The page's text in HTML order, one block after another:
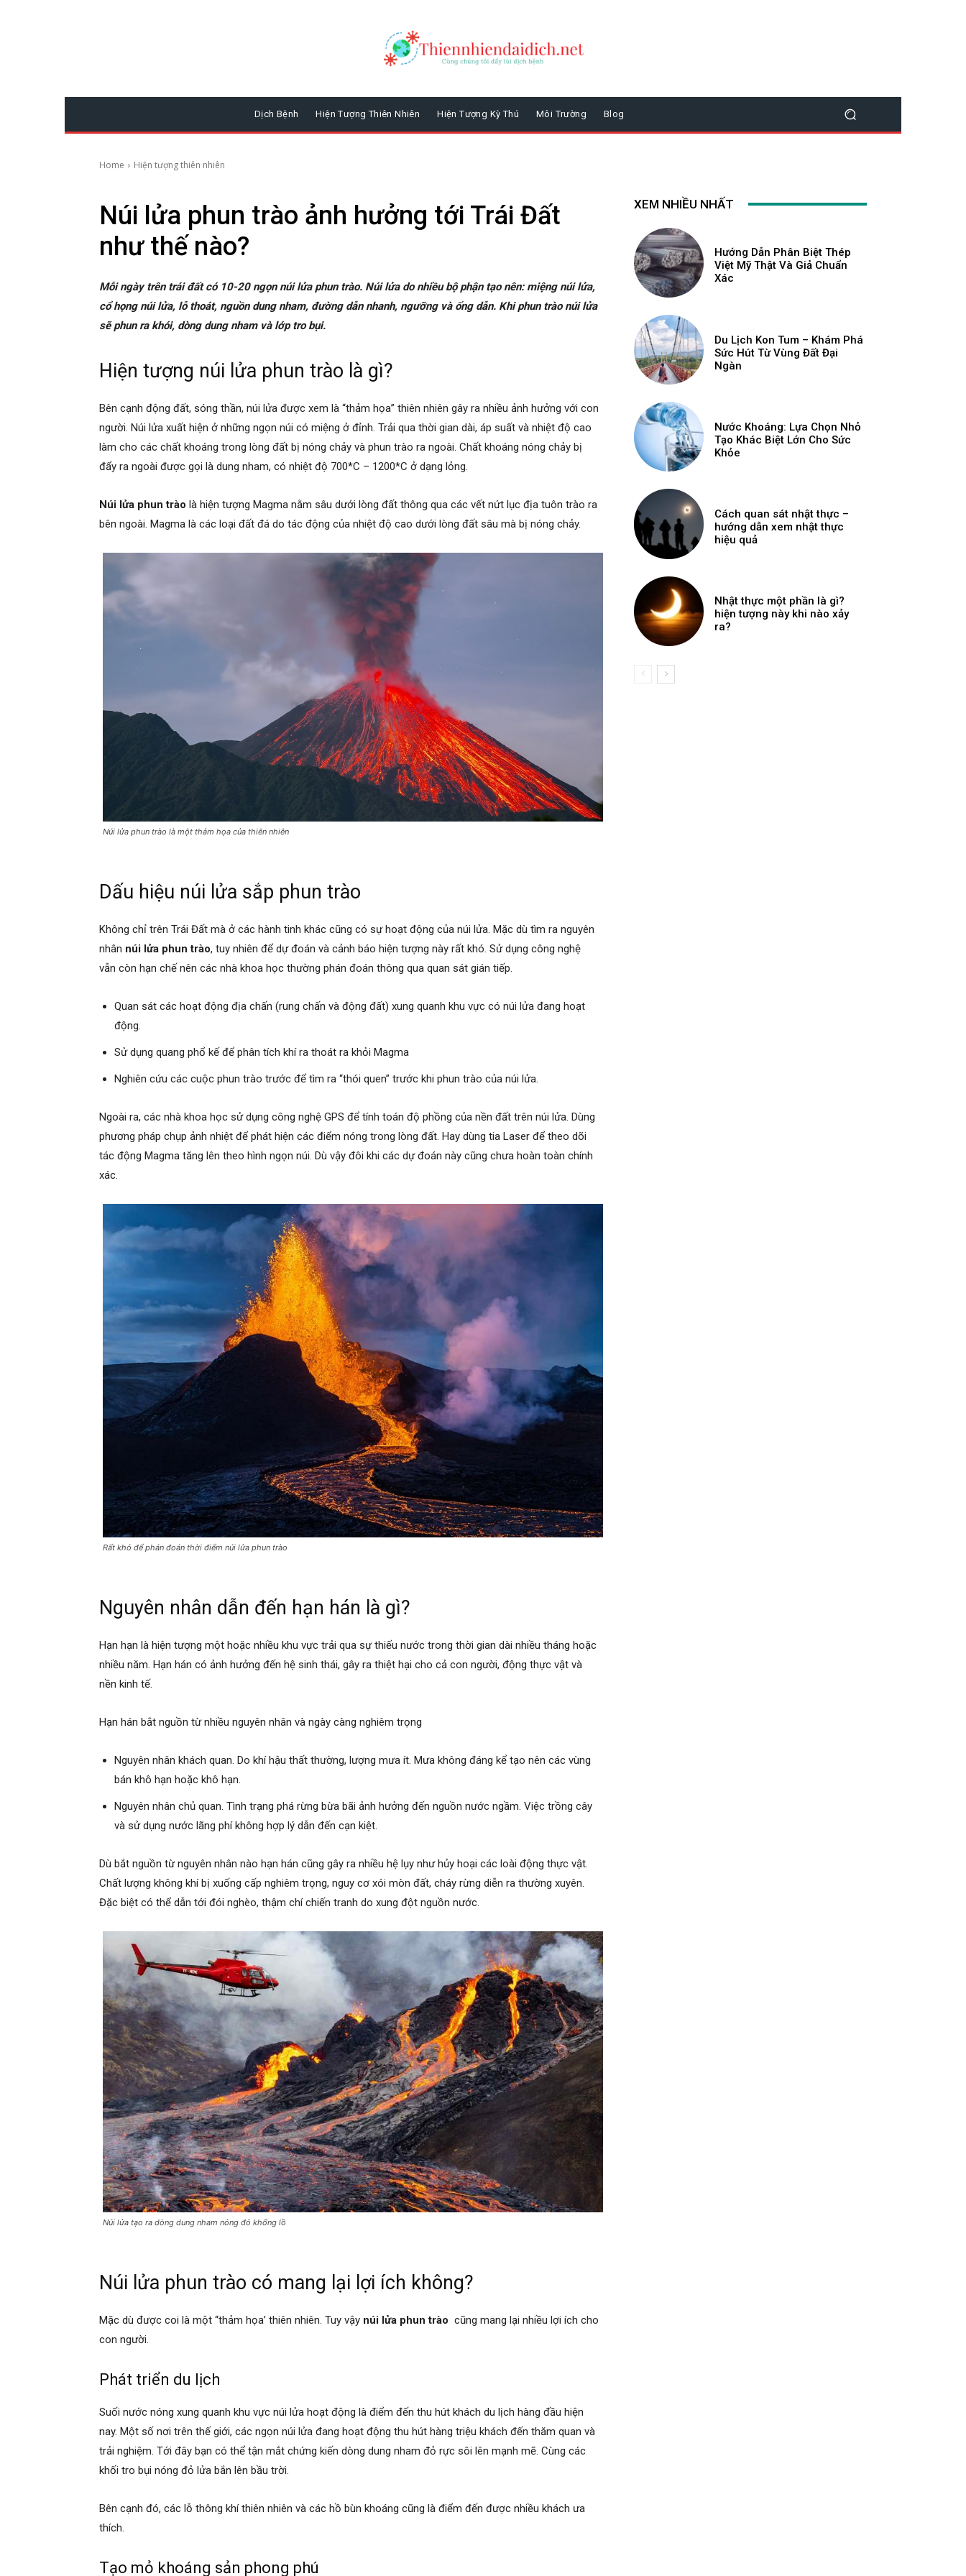
Dịch Bệnh Hiện Tượng Thiên Nhiên Hiện Tượng Kỳ Thú Môi Trường Blog
Home Hiện tượng thiên nhiên
Núi lửa phun trào ảnh hưởng tới Trái Đất
như thế nào?
Mỗi ngày trên trái đất có 10-20 ngọn núi lửa phun trào. Núi lửa do nhiều bộ phận tạo nên: miệng núi lửa,
cổ họng núi lửa, lỗ thoát, nguồn dung nham, đường dẫn nhanh, ngưỡng và ống dẫn. Khi phun trào núi lửa
sẽ phun ra khói, dòng dung nham và lớp tro bụi.
Hiện tượng núi lửa phun trào là gì?
Bên cạnh động đất, sóng thần, núi lửa được xem là “thảm họa” thiên nhiên gây ra nhiều ảnh hưởng với con
người. Núi lửa xuất hiện ở những ngọn núi có miệng ở đỉnh. Trải qua thời gian dài, áp suất và nhiệt độ cao
làm cho các chất khoáng trong lòng đất bị nóng chảy và phun trào ra ngoài. Chất khoáng nóng chảy bị
đẩy ra ngoài được gọi là dung nham, có nhiệt độ 700*C – 1200*C ở dạng lỏng.
Núi lửa phun trào là hiện tượng Magma nằm sâu dưới lòng đất thông qua các vết nứt lục địa tuôn trào ra
bên ngoài. Magma là các loại đất đá do tác động của nhiệt độ cao dưới lòng đất sâu mà bị nóng chảy.
Núi lửa phun trào là một thảm họa của thiên nhiên
Dấu hiệu núi lửa sắp phun trào
Không chỉ trên Trái Đất mà ở các hành tinh khác cũng có sự hoạt động của núi lửa. Mặc dù tìm ra nguyên
nhân núi lửa phun trào, tuy nhiên để dự đoán và cảnh báo hiện tượng này rất khó. Sử dụng công nghệ
vẫn còn hạn chế nên các nhà khoa học thường phán đoán thông qua quan sát gián tiếp.
Quan sát các hoạt động địa chấn (rung chấn và động đất) xung quanh khu vực có núi lửa đang hoạt
động.
Sử dụng quang phổ kế để phân tích khí ra thoát ra khỏi Magma
Nghiên cứu các cuộc phun trào trước để tìm ra “thói quen” trước khi phun trào của núi lửa.
Ngoài ra, các nhà khoa học sử dụng công nghệ GPS để tính toán độ phồng của nền đất trên núi lửa. Dùng
phương pháp chụp ảnh nhiệt để phát hiện các điểm nóng trong lòng đất. Hay dùng tia Laser để theo dõi
tác động Magma tăng lên theo hình ngọn núi. Dù vậy đôi khi các dự đoán này cũng chưa hoàn toàn chính
xác.
Rất khó để phán đoán thời điểm núi lửa phun trào
Nguyên nhân dẫn đến hạn hán là gì?
Hạn hạn là hiện tượng một hoặc nhiều khu vực trải qua sự thiếu nước trong thời gian dài nhiều tháng hoặc
nhiều năm. Hạn hán có ảnh hưởng đến hệ sinh thái, gây ra thiệt hại cho cả con người, động thực vật và
nền kinh tế.
Hạn hán bắt nguồn từ nhiều nguyên nhân và ngày càng nghiêm trọng
Nguyên nhân khách quan. Do khí hậu thất thường, lượng mưa ít. Mưa không đáng kể tạo nên các vùng
bán khô hạn hoặc khô hạn.
Nguyên nhân chủ quan. Tình trạng phá rừng bừa bãi ảnh hưởng đến nguồn nước ngầm. Việc trồng cây
và sử dụng nước lãng phí không hợp lý dẫn đến cạn kiệt.
Dù bắt nguồn từ nguyên nhân nào hạn hán cũng gây ra nhiều hệ lụy như hủy hoại các loài động thực vật.
Chất lượng không khí bị xuống cấp nghiêm trọng, nguy cơ xói mòn đất, cháy rừng diễn ra thường xuyên.
Đặc biệt có thể dẫn tới đói nghèo, thậm chí chiến tranh do xung đột nguồn nước.
Núi lửa tạo ra dòng dung nham nóng đỏ khổng lồ
Núi lửa phun trào có mang lại lợi ích không?
Mặc dù được coi là một “thảm họa’ thiên nhiên. Tuy vậy núi lửa phun trào cũng mang lại nhiều lợi ích cho
con người.
Phát triển du lịch
Suối nước nóng xung quanh khu vực núi lửa hoạt động là điểm đến thu hút khách du lịch hàng đầu hiện
nay. Một số nơi trên thế giới, các ngọn núi lửa đang hoạt động thu hút hàng triệu khách đến thăm quan và
trải nghiệm. Tới đây bạn có thể tận mắt chứng kiến dòng dung nham đỏ rực sôi lên mạnh mẽ. Cùng các
khối tro bụi nóng đỏ lửa bắn lên bầu trời.
Bên cạnh đó, các lỗ thông khí thiên nhiên và các hồ bùn khoáng cũng là điểm đến được nhiều khách ưa
thích.
Tạo mỏ khoáng sản phong phú
XEM NHIỀU NHẤT
Hướng Dẫn Phân Biệt Thép
Việt Mỹ Thật Và Giả Chuẩn
Xác
Du Lịch Kon Tum – Khám Phá
Sức Hút Từ Vùng Đất Đại
Ngàn
Nước Khoáng: Lựa Chọn Nhỏ
Tạo Khác Biệt Lớn Cho Sức
Khỏe
Cách quan sát nhật thực –
hướng dẫn xem nhật thực
hiệu quả
Nhật thực một phần là gì?
hiện tượng này khi nào xảy
ra?